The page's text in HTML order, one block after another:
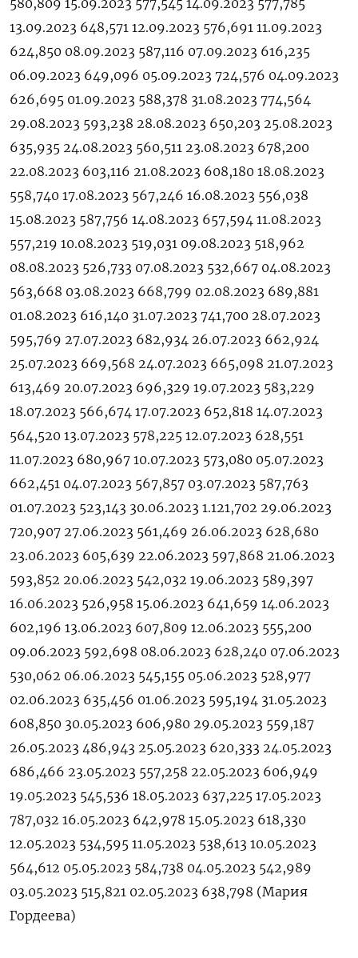
580,809 15.09.2023 577,545 14.09.2023 577,785
13.09.2023 648,571 12.09.2023 576,691 11.09.2023
624,850 08.09.2023 587,116 07.09.2023 616,235
06.09.2023 649,096 05.09.2023 724,576 04.09.2023
626,695 01.09.2023 588,378 31.08.2023 774,564
29.08.2023 593,238 28.08.2023 650,203 25.08.2023
635,935 24.08.2023 560,511 23.08.2023 678,200
22.08.2023 603,116 21.08.2023 608,180 18.08.2023
558,740 17.08.2023 567,246 16.08.2023 556,038
15.08.2023 587,756 14.08.2023 657,594 11.08.2023
557,219 10.08.2023 519,031 09.08.2023 518,962
08.08.2023 526,733 07.08.2023 532,667 04.08.2023
563,668 03.08.2023 668,799 02.08.2023 689,881
01.08.2023 616,140 31.07.2023 741,700 28.07.2023
595,769 27.07.2023 682,934 26.07.2023 662,924
25.07.2023 669,568 24.07.2023 665,098 21.07.2023
613,469 20.07.2023 696,329 19.07.2023 583,229
18.07.2023 566,674 17.07.2023 652,818 14.07.2023
564,520 13.07.2023 578,225 12.07.2023 628,551
11.07.2023 680,967 10.07.2023 573,080 05.07.2023
662,451 04.07.2023 567,857 03.07.2023 587,763
01.07.2023 523,143 30.06.2023 1.121,702 29.06.2023
720,907 27.06.2023 561,469 26.06.2023 628,680
23.06.2023 605,639 22.06.2023 597,868 21.06.2023
593,852 20.06.2023 542,032 19.06.2023 589,397
16.06.2023 526,958 15.06.2023 641,659 14.06.2023
602,196 13.06.2023 607,809 12.06.2023 555,200
09.06.2023 592,698 08.06.2023 628,240 07.06.2023
530,062 06.06.2023 545,155 05.06.2023 528,977
02.06.2023 635,456 01.06.2023 595,194 31.05.2023
608,850 30.05.2023 606,980 29.05.2023 559,187
26.05.2023 486,943 25.05.2023 620,333 24.05.2023
686,466 23.05.2023 557,258 22.05.2023 606,949
19.05.2023 545,536 18.05.2023 637,225 17.05.2023
787,032 16.05.2023 642,978 15.05.2023 618,330
12.05.2023 534,595 11.05.2023 538,613 10.05.2023
564,612 05.05.2023 584,738 04.05.2023 542,989
03.05.2023 515,821 02.05.2023 638,798 (Мария
Гордеева)